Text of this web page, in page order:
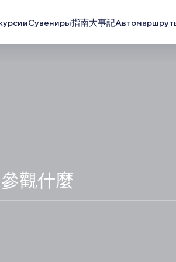
Сувениры指南大事記
參觀什麼